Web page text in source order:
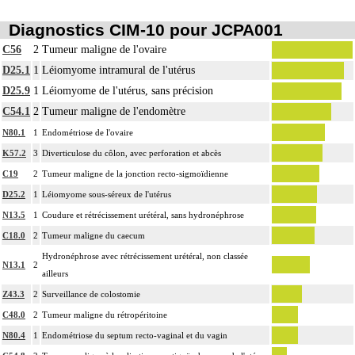
Diagnostics CIM-10 pour JCPA001
C56 2 Tumeur maligne de l'ovaire
D25.1 1 Léiomyome intramural de l'utérus
D25.9 1 Léiomyome de l'utérus, sans précision
C54.1 2 Tumeur maligne de l'endomètre
N80.1 1 Endométriose de l'ovaire
K57.2 3 Diverticulose du côlon, avec perforation et abcès
C19 2 Tumeur maligne de la jonction recto-sigmoïdienne
D25.2 1 Léiomyome sous-séreux de l'utérus
N13.5 1 Coudure et rétrécissement urétéral, sans hydronéphrose
C18.0 2 Tumeur maligne du caecum
N13.1 2
Hydronéphrose avec rétrécissement urétéral, non classée
ailleurs
Z43.3 2 Surveillance de colostomie
C48.0 2 Tumeur maligne du rétropéritoine
N80.4 1 Endométriose du septum recto-vaginal et du vagin